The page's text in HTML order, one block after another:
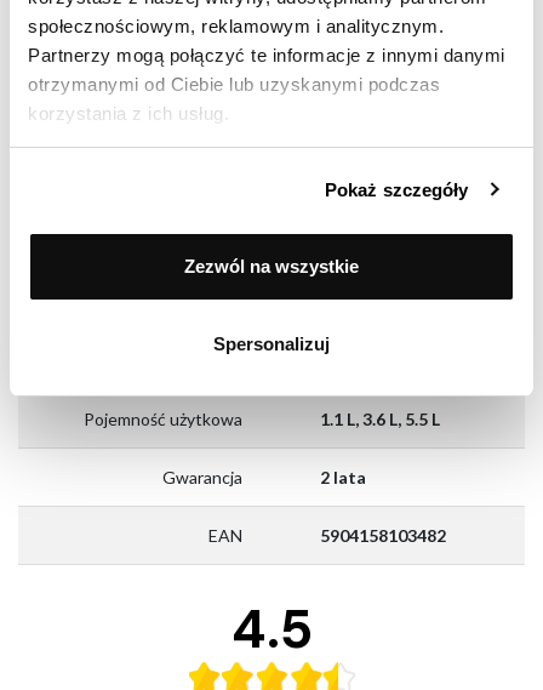
społecznościowym, reklamowym i analitycznym.
Partnerzy mogą połączyć te informacje z innymi danymi
otrzymanymi od Ciebie lub uzyskanymi podczas
korzystania z ich usług.
Pokaż szczegóły
Zezwól na wszystkie
Spersonalizuj
Zestaw zawiera Patelnie,Garnki
Rodzaj kuchni
ceramiczna,
3
Pojemność całkowita
garnków
0 do 3 litrów, 3 do 5
litrów, 5 do 8 litrów
Pojemność całkowita 1.3 L, 4 L, 6 L
Pojemność użytkowa 1.1 L, 3.6 L, 5.5 L
Gwarancja 2 lata
EAN 5904158103482
4.5